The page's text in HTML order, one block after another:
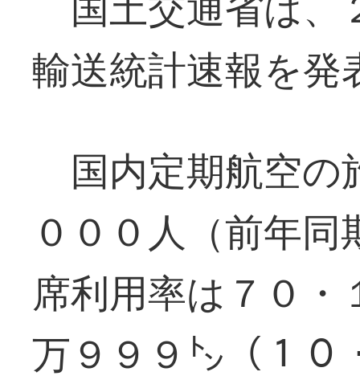
輸送統計速報を発
国内定期航空の
０００人（前年
席利用率は７０
万９９９㌧（１０